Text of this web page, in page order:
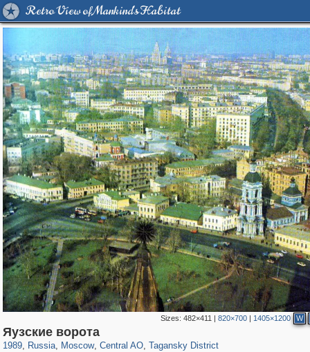
Retro View of Mankind's Habitat
Sizes: 482×411 | 820×700| 1405×1200 W
Яузские ворота
1989, Russia
1,406,291
, Moscow
319,780 8,286
, Central AO
159,978
, Tagansky District